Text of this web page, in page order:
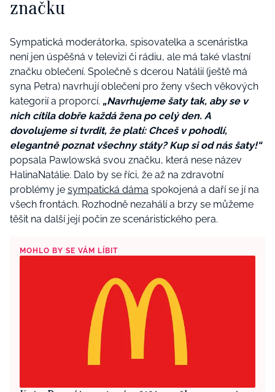
značku
Sympatická moderátorka, spisovatelka a scenáristka
není jen úspěšná v televizi či rádiu, ale má také vlastní
značku oblečení. Společně s dcerou Natálií (ještě má
syna Petra) navrhují oblečení pro ženy všech věkových
kategorií a proporcí. „Navrhujeme šaty tak, aby se v
nich cítila dobře každá žena po celý den. A
dovolujeme si tvrdit, že platí: Chceš v pohodlí,
elegantně poznat všechny státy? Kup si od nás šaty!“
popsala Pawlowská svou značku, která nese název
HalinaNatálie. Dalo by se říci, že až na zdravotní
problémy je sympatická dáma spokojená a daří se jí na
všech frontách. Rozhodně nezahálí a brzy se můžeme
těšit na další její počin ze scenáristického pera.
MOHLO BY SE VÁM LÍBIT